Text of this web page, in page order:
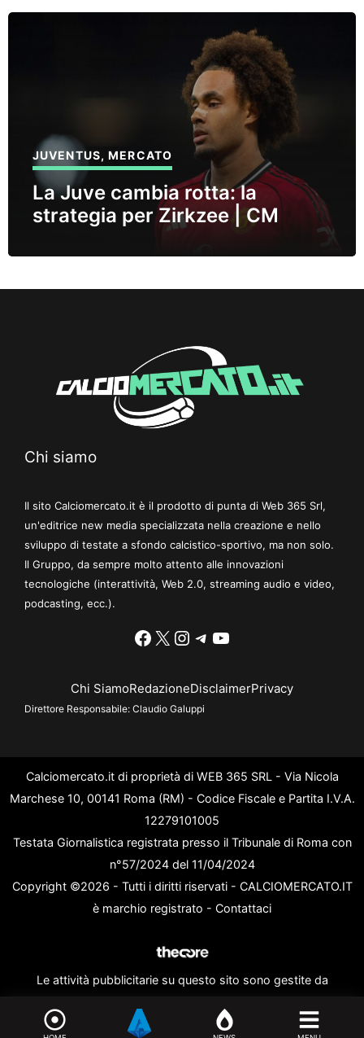
JUVENTUS,MERCATO
La Juve cambia rotta: la
strategia per Zirkzee | CM
Chi siamo
Il sito Calciomercato.it è il prodotto di punta di Web 365 Srl,
un'editrice new media specializzata nella creazione e nello
sviluppo di testate a sfondo calcistico-sportivo, ma non solo.
Il Gruppo, da sempre molto attento alle innovazioni
tecnologiche (interattività, Web 2.0, streaming audio e video,
podcasting, ecc.).
Facebook
X Instagram
Telegram
YouTube
Chi SiamoRedazioneDisclaimerPrivacy
Direttore Responsabile: Claudio Galuppi
Calciomercato.it di proprietà di WEB 365 SRL - Via Nicola
Marchese 10, 00141 Roma (RM) - Codice Fiscale e Partita I.V.A.
12279101005
Testata Giornalistica registrata presso il Tribunale di Roma con
n°57/2024 del 11/04/2024
Copyright ©2026 - Tutti i diritti riservati - CALCIOMERCATO.IT
è marchio registrato - Contattaci
Le attività pubblicitarie su questo sito sono gestite da